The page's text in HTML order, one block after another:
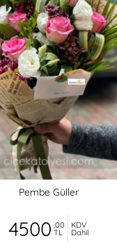
Pembe Güller
4500 ,00
TL
KDV
Dahil